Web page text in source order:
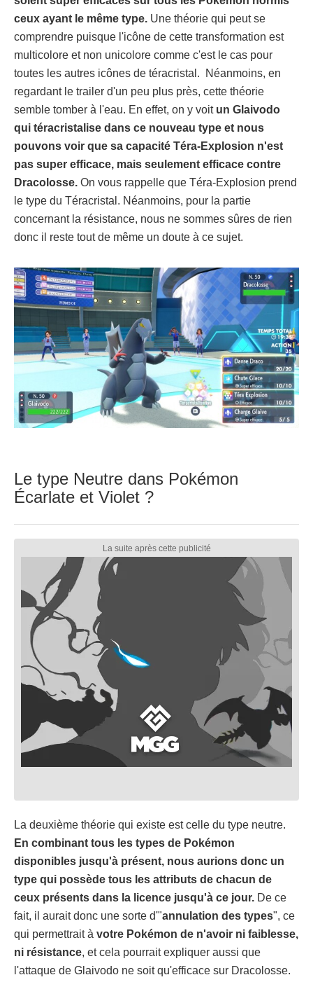
ceux ayant le même type. Une théorie qui peut se
comprendre puisque l'icône de cette transformation est
multicolore et non unicolore comme c'est le cas pour
toutes les autres icônes de téracristal. Néanmoins, en
regardant le trailer d'un peu plus près, cette théorie
semble tomber à l'eau. En effet, on y voit un Glaivodo
qui téracristalise dans ce nouveau type et nous
pouvons voir que sa capacité Téra-Explosion n'est
pas super efficace, mais seulement efficace contre
Dracolosse. On vous rappelle que Téra-Explosion prend
le type du Téracristal. Néanmoins, pour la partie
concernant la résistance, nous ne sommes sûres de rien
donc il reste tout de même un doute à ce sujet.
Le type Neutre dans Pokémon
Écarlate et Violet ?
La deuxième théorie qui existe est celle du type neutre.
En combinant tous les types de Pokémon
disponibles jusqu'à présent, nous aurions donc un
type qui possède tous les attributs de chacun de
ceux présents dans la licence jusqu'à ce jour. De ce
fait, il aurait donc une sorte d'"annulation des types", ce
qui permettrait à votre Pokémon de n'avoir ni faiblesse,
ni résistance, et cela pourrait expliquer aussi que
l'attaque de Glaivodo ne soit qu'efficace sur Dracolosse.